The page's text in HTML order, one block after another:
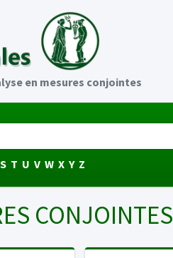
en mesures conjointes
S T U V W X Y Z
CONJOINTES